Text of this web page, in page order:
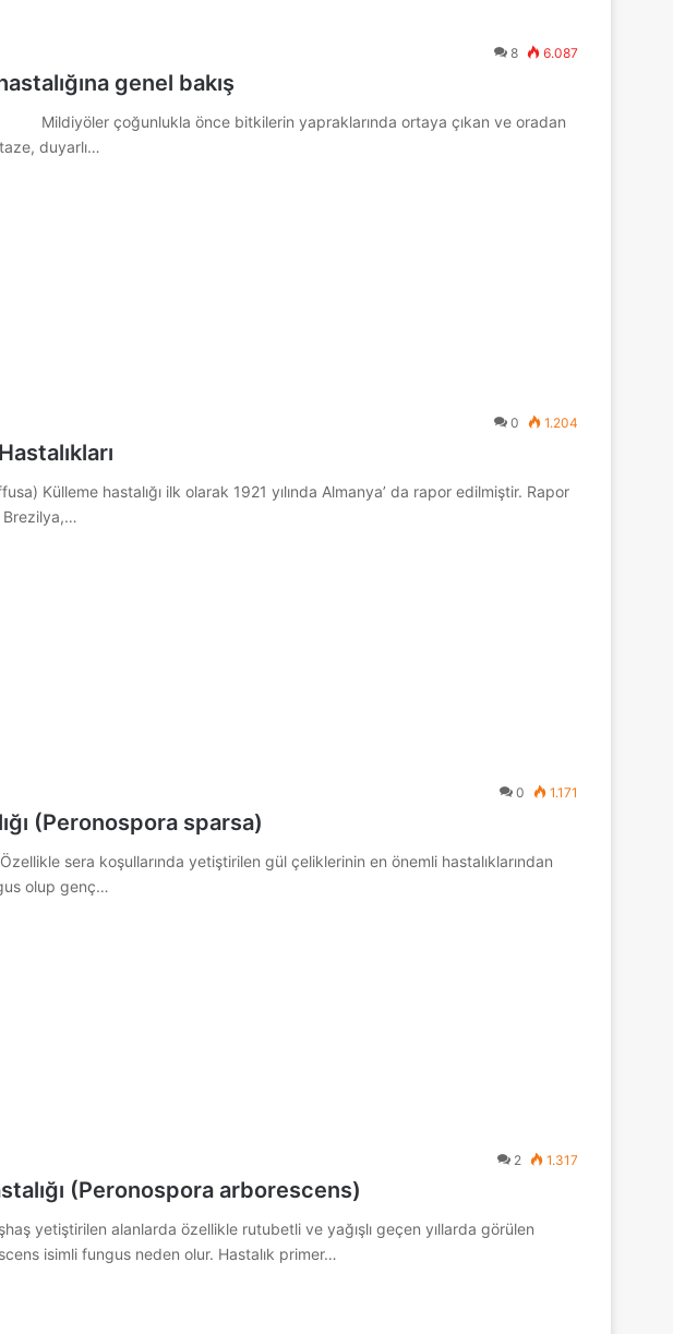
8 6.087
genel bakış
Mildiyöler çoğunlukla önce bitkilerin yapraklarında ortaya çıkan ve oradan
duyarlı…
0 1.204
Külleme hastalığı ilk olarak 1921 yılında Almanya’ da rapor edilmiştir. Rapor
Brezilya,…
0 1.171
(Peronospora sparsa)
sera koşullarında yetiştirilen gül çeliklerinin en önemli hastalıklarından
olup genç…
2 1.317
(Peronospora arborescens)
yetiştirilen alanlarda özellikle rutubetli ve yağışlı geçen yıllarda görülen
isimli fungus neden olur. Hastalık primer…